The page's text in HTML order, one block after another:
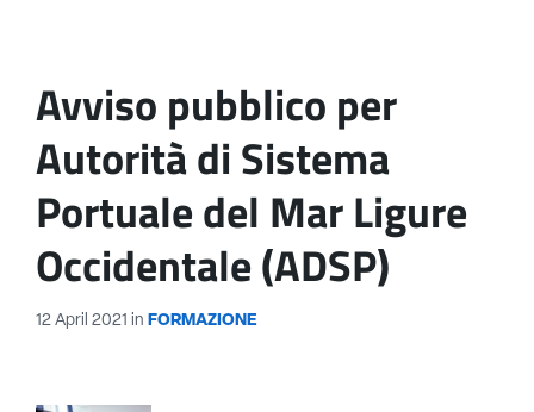
Avviso pubblico per
Autorità di Sistema
Portuale del Mar Ligure
Occidentale (ADSP)
12 April 2021 in FORMAZIONE